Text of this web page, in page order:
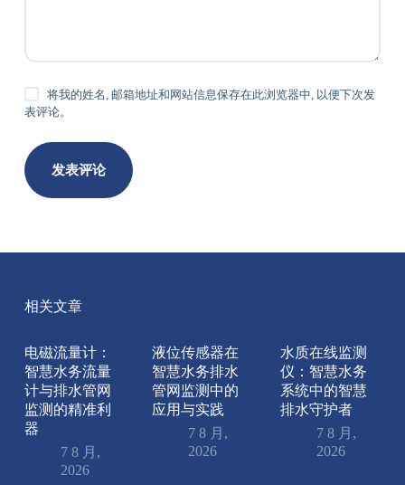
将我的姓名, 邮箱地址和网站信息保存在此浏览器中, 以便下次发
表评论。
发表评论
相关文章
电磁流量计：
智慧水务流量
计与排水管网
监测的精准利
器
7 8 月,
2026
液位传感器在
智慧水务排水
管网监测中的
应用与实践
7 8 月,
2026
水质在线监测
仪：智慧水务
系统中的智慧
排水守护者
7 8 月,
2026